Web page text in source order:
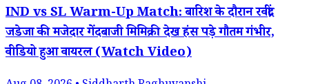
IND vs SL Warm-Up Match: बारिश के दौरान रवींद्र
जडेजा की मजेदार गेंदबाजी मिमिक्री देख हंस पड़े गौतम गंभीर,
वीडियो हुआ वायरल (Watch Video)